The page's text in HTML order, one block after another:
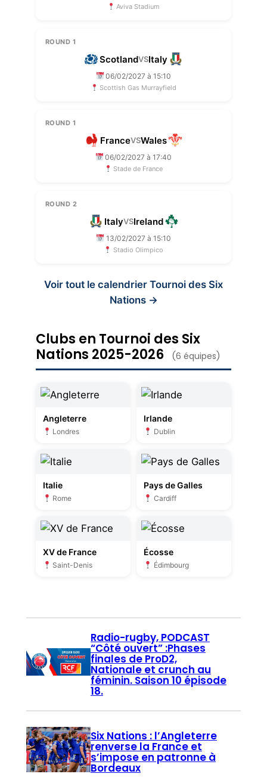
Aviva Stadium
ROUND 1
ScotlandVSItaly
06/02/2027 à 15:10
Scottish Gas Murrayfield
ROUND 1
FranceVSWales
06/02/2027 à 17:40
Stade de France
ROUND 2
ItalyVSIreland
13/02/2027 à 15:10
Stadio Olimpico
Voir tout le calendrier Tournoi des Six
Nations →
Clubs en Tournoi des Six
Nations 2025-2026
(6 équipes)
Angleterre
Londres
Irlande
Dublin
Italie
Rome
Pays de Galles
Cardiff
XV de France
Saint-Denis
Écosse
Édimbourg
Radio-rugby, PODCAST
“Côté ouvert” :Phases
finales de ProD2,
Nationale et crunch au
féminin. Saison 10 épisode
18.
Six Nations : l’Angleterre
renverse la France et
s’impose en patronne à
Bordeaux